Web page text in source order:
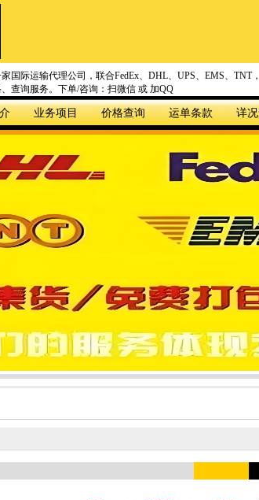
国际运输代理公司，联合FedEx、DHL、UPS、EMS、
查询服务。下单/咨询：扫微信 或 加QQ
业务项目 价格查询 运单条款 详